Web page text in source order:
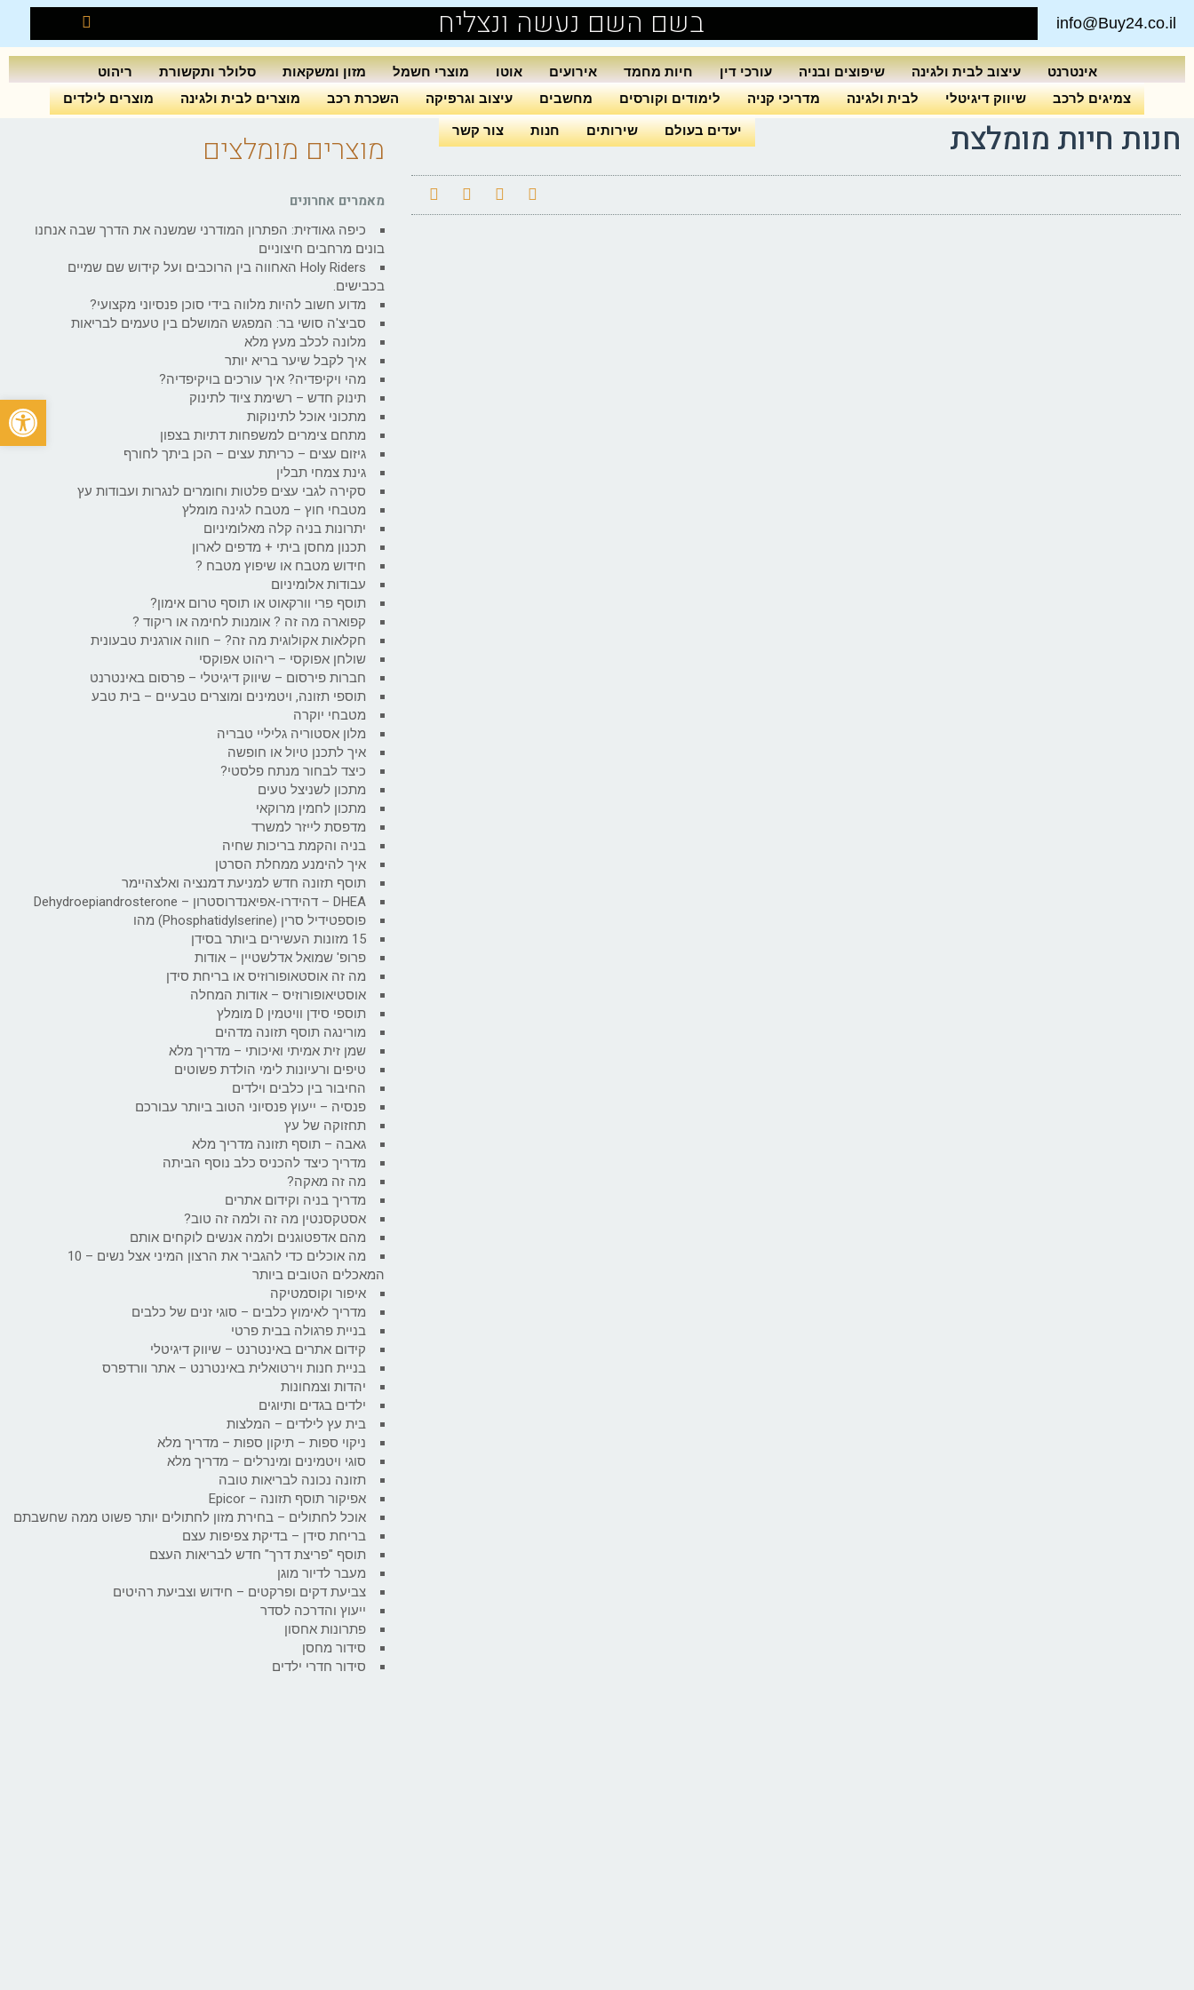
info@Buy24.co.il בשם השם נעשה ונצליח
אינטרנט עיצוב לבית ולגינה שיפוצים ובניה עורכי דין חיות מחמד אירועים אוטו מוצרי חשמל מזון ומשקאות סלולר ותקשורת
ריהוט
צמיגים לרכב
שיווק דיגיטלי לבית ולגינה מדריכי קניה לימודים וקורסים מחשבים עיצוב וגרפיקה השכרת רכב מוצרים לבית ולגינה מוצרים לילדים
יעדים בעולם שירותים חנות צור קשר חנות חיות מומלצת מוצרים מומלצים
מאמרים אחרונים
כיפה גאודזית: הפתרון המודרני שמשנה את הדרך שבה אנחנו
בונים מרחבים חיצוניים
Holy Riders האחווה בין הרוכבים ועל קידוש שם שמיים
בכבישים.
מדוע חשוב להיות מלווה בידי סוכן פנסיוני מקצועי?
סביצ'ה סושי בר: המפגש המושלם בין טעמים לבריאות
מלונה לכלב מעץ מלא
איך לקבל שיער בריא יותר
מהי ויקיפדיה? איך עורכים בויקיפדיה?
תינוק חדש – רשימת ציוד לתינוק
מתכוני אוכל לתינוקות
מתחם צימרים למשפחות דתיות בצפון
גיזום עצים – כריתת עצים – הכן ביתך לחורף
גינת צמחי תבלין
סקירה לגבי עצים פלטות וחומרים לנגרות ועבודות עץ
מטבחי חוץ – מטבח לגינה מומלץ
יתרונות בניה קלה מאלומיניום
תכנון מחסן ביתי + מדפים לארון
חידוש מטבח או שיפוץ מטבח ?
עבודות אלומיניום
תוסף פרי וורקאוט או תוסף טרום אימון?
קפוארה מה זה ? אומנות לחימה או ריקוד ?
חקלאות אקולוגית מה זה? – חווה אורגנית טבעונית
שולחן אפוקסי – ריהוט אפוקסי
חברות פירסום – שיווק דיגיטלי – פרסום באינטרנט
תוספי תזונה, ויטמינים ומוצרים טבעיים – בית טבע
מטבחי יוקרה
מלון אסטוריה גליליי טבריה
איך לתכנן טיול או חופשה
כיצד לבחור מנתח פלסטי?
מתכון לשניצל טעים
מתכון לחמין מרוקאי
מדפסת לייזר למשרד
בניה והקמת בריכות שחיה
איך להימנע ממחלת הסרטן
תוסף תזונה חדש למניעת דמנציה ואלצהיימר
DHEA – דהידרו-אפיאנדרוסטרון – Dehydroepiandrosterone
פוספטידיל סרין (Phosphatidylserine) מהו
15 מזונות העשירים ביותר בסידן
פרופ' שמואל אדלשטיין – אודות
מה זה אוסטאופורוזיס או בריחת סידן
אוסטיאופורוזיס – אודות המחלה
תוספי סידן וויטמין D מומלץ
מורינגה תוסף תזונה מדהים
שמן זית אמיתי ואיכותי – מדריך מלא
טיפים ורעיונות לימי הולדת פשוטים
החיבור בין כלבים וילדים
פנסיה – ייעוץ פנסיוני הטוב ביותר עבורכם
תחזוקה של עץ
גאבה – תוסף תזונה מדריך מלא
מדריך כיצד להכניס כלב נוסף הביתה
מה זה מאקה?
מדריך בניה וקידום אתרים
אסטקסנטין מה זה ולמה זה טוב?
מהם אדפטוגנים ולמה אנשים לוקחים אותם
מה אוכלים כדי להגביר את הרצון המיני אצל נשים – 10
המאכלים הטובים ביותר
איפור וקוסמטיקה
מדריך לאימוץ כלבים – סוגי זנים של כלבים
בניית פרגולה בבית פרטי
קידום אתרים באינטרנט – שיווק דיגיטלי
בניית חנות וירטואלית באינטרנט – אתר וורדפרס
יהדות וצמחונות
ילדים בגדים ותיוגים
בית עץ לילדים – המלצות
ניקוי ספות – תיקון ספות – מדריך מלא
סוגי ויטמינים ומינרלים – מדריך מלא
תזונה נכונה לבריאות טובה
אפיקור תוסף תזונה – Epicor
אוכל לחתולים – בחירת מזון לחתולים יותר פשוט ממה שחשבתם
בריחת סידן – בדיקת צפיפות עצם
תוסף "פריצת דרך" חדש לבריאות העצם
מעבר לדיור מוגן
צביעת דקים ופרקטים – חידוש וצביעת רהיטים
ייעוץ והדרכה לסדר
פתרונות אחסון
סידור מחסן
סידור חדרי ילדים